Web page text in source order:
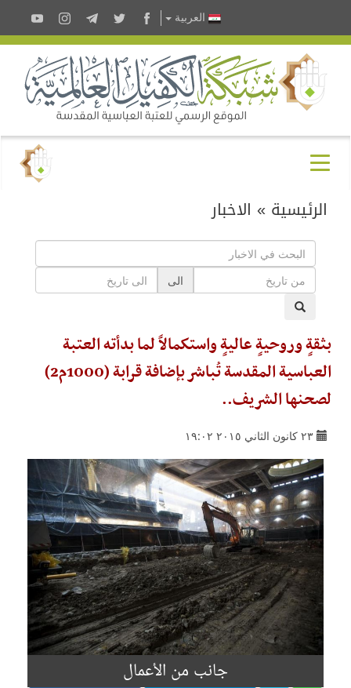
العربية
الرئيسية » الاخبار
الى
بثقةٍ وروحيةٍ عاليةٍ واستكمالاً لما بدأته العتبة
العباسية المقدسة تُباشر بإضافة قرابة (1000م2)
لصحنها الشريف..
٢٣ كانون الثاني ٢٠١٥ ١٩:٠٢
جانب من الأعمال